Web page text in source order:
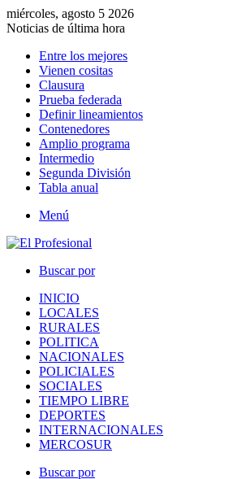
miércoles, agosto 5 2026
Noticias de última hora
Entre los mejores
Vienen cositas
Clausura
Prueba federada
Definir lineamientos
Contenedores
Amplio programa
Intermedio
Segunda División
Tabla anual
Menú
Buscar por
INICIO
LOCALES
RURALES
POLITICA
NACIONALES
POLICIALES
SOCIALES
TIEMPO LIBRE
DEPORTES
INTERNACIONALES
MERCOSUR
Buscar por